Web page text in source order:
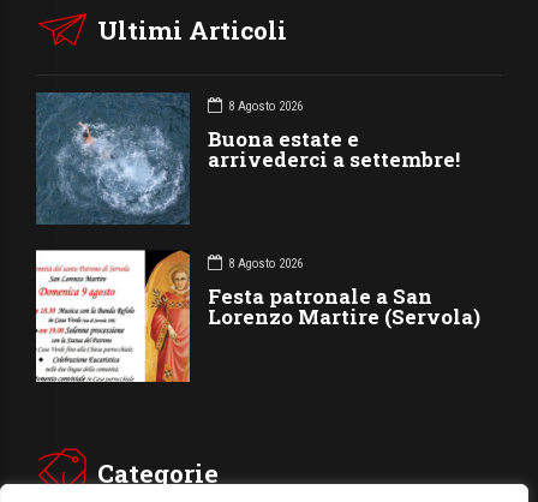
Ultimi Articoli
8 Agosto 2026
Buona estate e
arrivederci a settembre!
8 Agosto 2026
Festa patronale a San
Lorenzo Martire (Servola)
Categorie